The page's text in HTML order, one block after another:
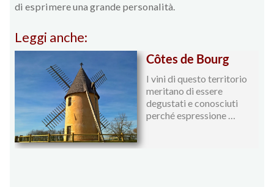
di esprimere una grande personalità.
Leggi anche:
Côtes de Bourg
I vini di questo territorio
meritano di essere
degustati e conosciuti
perché espressione …